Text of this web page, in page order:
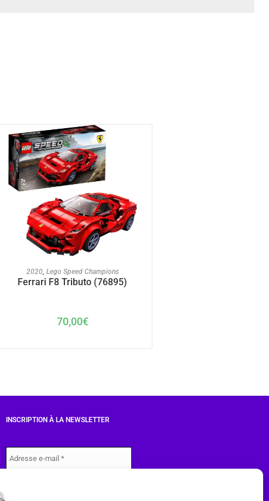
AJOUTER AU PANIER
2020, Lego Speed Champions
Ferrari F8 Tributo (76895)
70,00€
INSCRIPTION À LA NEWSLETTER